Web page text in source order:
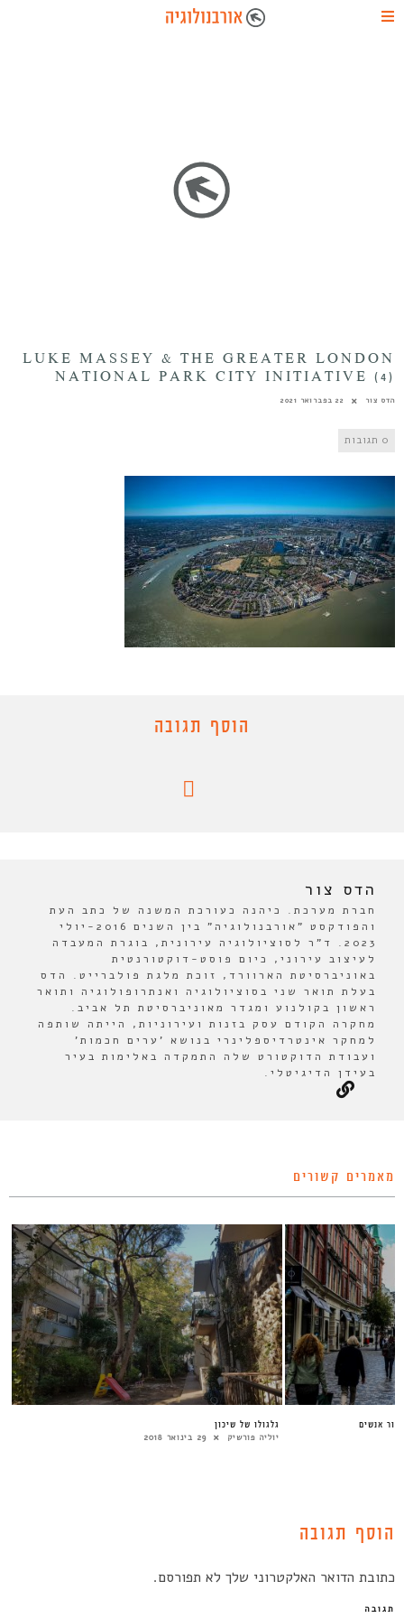
LUKE MASSEY & THE GREATER LONDON
NATIONAL PARK CITY INITIATIVE (4)
הדס צור 22 בפברואר 2021
0 תגובות
הוסף תגובה
הדס צור
חברת מערכת. כיהנה כעורכת המשנה של כתב העת
והפודקסט "אורבנולוגיה" בין השנים 2016-יולי
2023. ד"ר לסוציולוגיה עירונית, בוגרת המעבדה
לעיצוב עירוני, כיום פוסט-דוקטורנטית
באוניברסיטת הארוורד, זוכת מלגת פולברייט. הדס
בעלת תואר שני בסוציולוגיה ואנתרופולוגיה ותואר
ראשון בקולנוע ומגדר מאוניברסיטת תל אביב.
מחקרה הקודם עסק בזנות ועירוניות, הייתה שותפה
למחקר אינטרדיספלינרי בנושא 'ערים חכמות'
ועבודת הדוקטורט שלה התמקדה באלימות בעיר
בעידן הדיגיטלי.
מאמרים קשורים
גלגולו של שיכון
יוליה פורשיק 29 בינואר 2018
אנשים
הוסף תגובה
כתובת הדואר האלקטרוני שלך לא תפורסם.
תגובה